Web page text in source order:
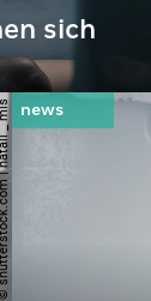
sich
natali _ mis